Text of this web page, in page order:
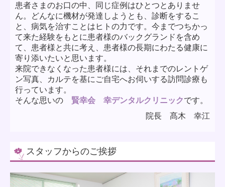
患者さまのお口の中、同じ症例はひとつとありませ
ん。どんなに機材が発達しようとも、診断をするこ
と、病気を治すことはヒトの力です。今までつちかっ
て来た経験をもとに患者様のバックグランドを含め
て、患者様と共に考え、患者様の長期にわたる健康に
寄り添いたいと思います。
来院できなくなった患者様には、それまでのレントゲ
ン写真、カルテを基にご自宅へお伺いする訪問診療も
行っています。
そんな思いの 賢幸会 幸デンタルクリニックです。
院長 髙木 幸江
スタッフからのご挨拶